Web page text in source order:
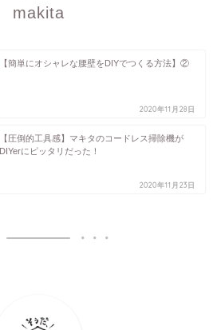
makita
【簡単にオシャレな腰壁をDIYでつくる方法】②
2020年11月28日
【圧倒的工具感】マキタのコードレス掃除機が
DIYerにピッタリだった！
2020年11月23日